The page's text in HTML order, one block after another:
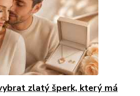
zlatý šperk, který má